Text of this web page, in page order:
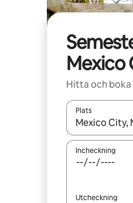
Mexico
Hitta och boka
Plats
När resultaten
Incheckning
Utcheckning